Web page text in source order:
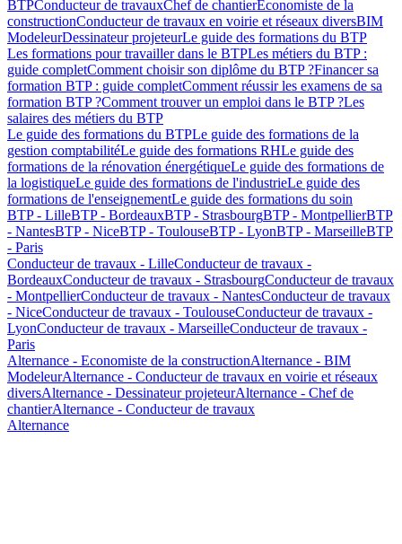
BTPConducteur de travauxChef de chantierEconomiste de la
constructionConducteur de travaux en voirie et réseaux diversBIM
ModeleurDessinateur projeteurLe guide des formations du BTP
Les formations pour travailler dans le BTPLes métiers du BTP :
guide completComment choisir son diplôme du BTP ?Financer sa
formation BTP : guide completComment réussir les examens de sa
formation BTP ?Comment trouver un emploi dans le BTP ?Les
salaires des métiers du BTP
Le guide des formations du BTPLe guide des formations de la
gestion comptabilitéLe guide des formations RHLe guide des
formations de la rénovation énergétiqueLe guide des formations de
la logistiqueLe guide des formations de l'industrieLe guide des
formations de l'enseignementLe guide des formations du soin
BTP - LilleBTP - BordeauxBTP - StrasbourgBTP - MontpellierBTP
- NantesBTP - NiceBTP - ToulouseBTP - LyonBTP - MarseilleBTP
- Paris
Conducteur de travaux - LilleConducteur de travaux -
BordeauxConducteur de travaux - StrasbourgConducteur de travaux
- MontpellierConducteur de travaux - NantesConducteur de travaux
- NiceConducteur de travaux - ToulouseConducteur de travaux -
LyonConducteur de travaux - MarseilleConducteur de travaux -
Paris
Alternance - Economiste de la constructionAlternance - BIM
ModeleurAlternance - Conducteur de travaux en voirie et réseaux
diversAlternance - Dessinateur projeteurAlternance - Chef de
chantierAlternance - Conducteur de travaux
Alternance